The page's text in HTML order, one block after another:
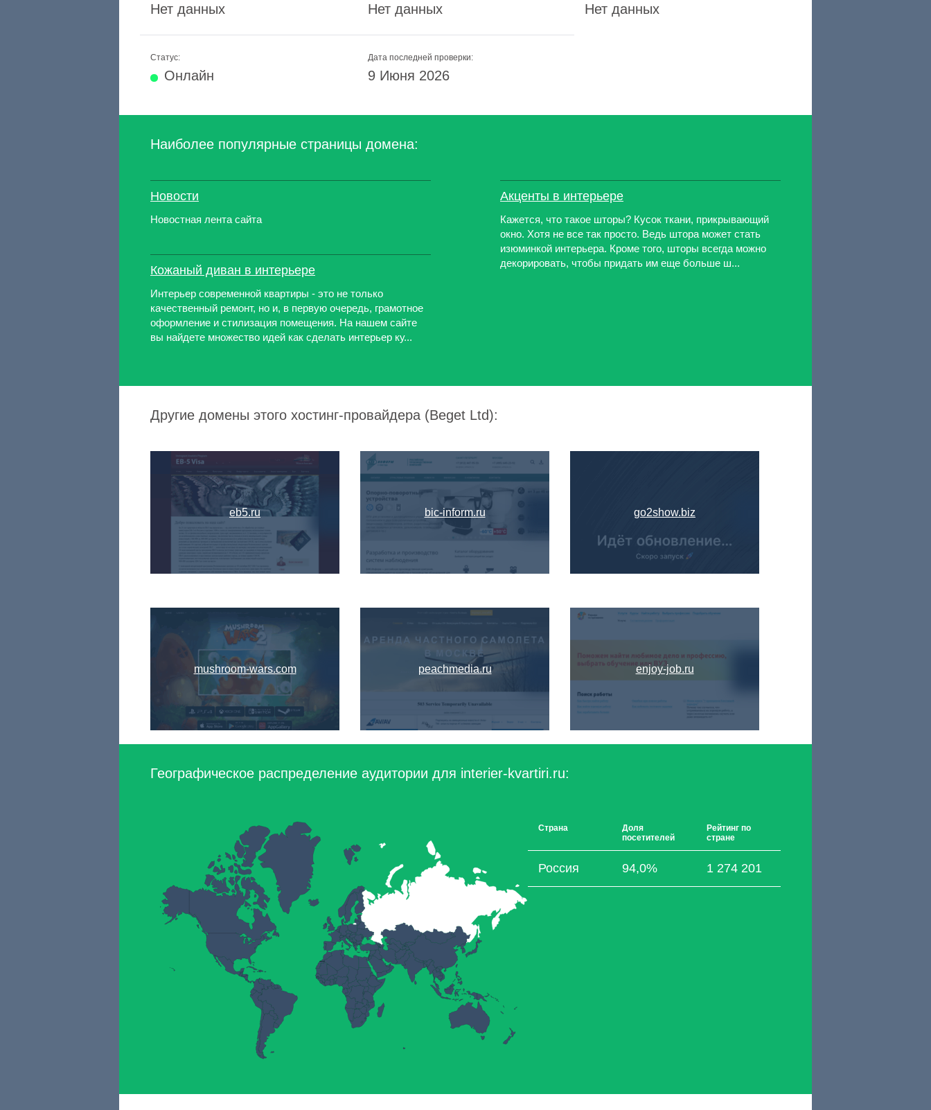
Нет данных Нет данных Нет данных
Статус:
Онлайн
Дата последней проверки:
9 Июня 2026
Наиболее популярные страницы домена:
Новости
Новостная лента сайта
Кожаный диван в интерьере
Интерьер современной квартиры - это не только
качественный ремонт, но и, в первую очередь, грамотное
оформление и стилизация помещения. На нашем сайте
вы найдете множество идей как сделать интерьер ку...
Акценты в интерьере
Кажется, что такое шторы? Кусок ткани, прикрывающий
окно. Хотя не все так просто. Ведь штора может стать
изюминкой интерьера. Кроме того, шторы всегда можно
декорировать, чтобы придать им еще больше ш...
Другие домены этого хостинг-провайдера (Beget Ltd):
eb5.ru
mushroom-wars.com
bic-inform.ru
peachmedia.ru
go2show.biz
enjoy-job.ru
Географическое распределение аудитории для interier-kvartiri.ru:
Страна
Доля
посетителей
Рейтинг по
стране
Россия 94,0% 1 274 201